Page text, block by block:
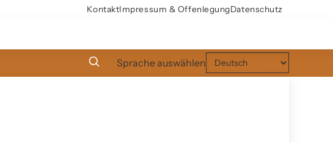
KontaktImpressum & OffenlegungDatenschutz
Sprache auswählen